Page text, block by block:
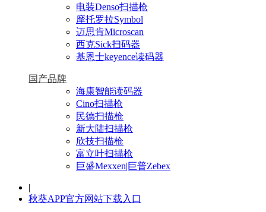
电装Denso扫描枪
摩托罗拉Symbol
迈思肯Microscan
西克Sick扫码器
基恩士keyence读码器
国产品牌
海康智能读码器
Cino扫描枪
民德扫描枪
新大陆扫描枪
欣技扫描枪
富立叶扫描枪
巨盛Mexxen|巨普Zebex
|
秋葵APP官方网站下载入口